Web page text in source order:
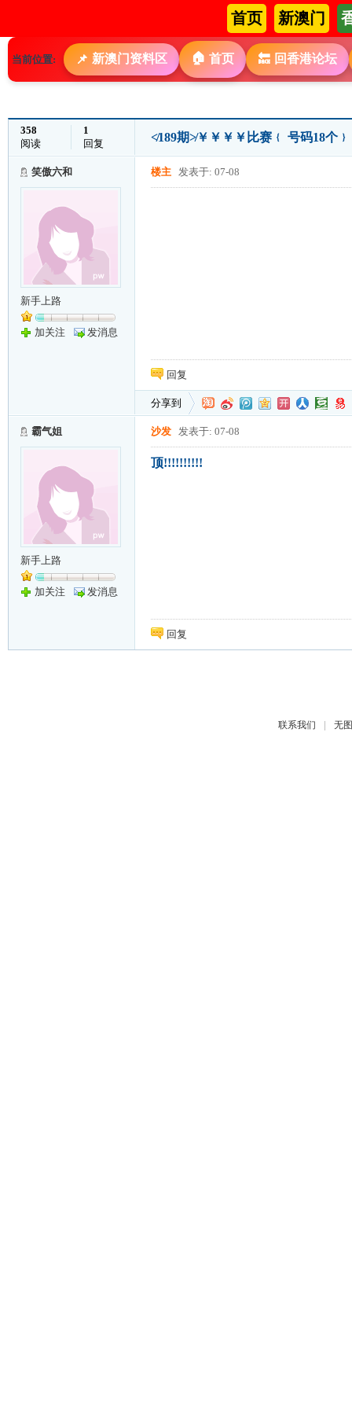
首页 新澳门
当前位置: 📌 新澳门资料区 🏠 首页 🔙 回香港论坛
358
阅读
1
回复
≮189期≯￥￥￥￥比赛﹛ 号码18个
笑傲六和
新手上路
加关注 发消息
楼主 发表于: 07-08
回复
分享到
霸气姐
新手上路
加关注 发消息
沙发 发表于: 07-08
顶!!!!!!!!!!
回复
联系我们 | 无